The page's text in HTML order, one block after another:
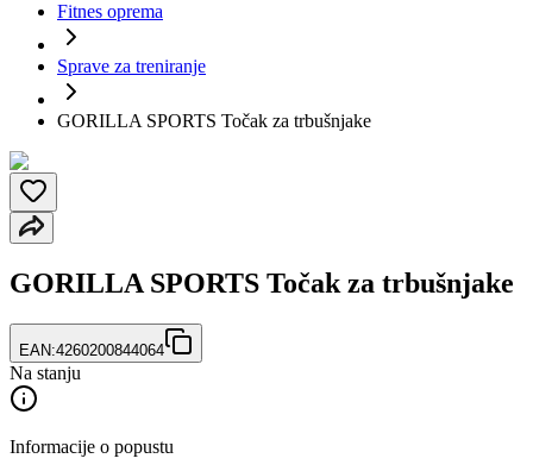
Fitnes oprema
Sprave za treniranje
GORILLA SPORTS Točak za trbušnjake
GORILLA SPORTS Točak za trbušnjake
EAN:4260200844064
Na stanju
Informacije o popustu